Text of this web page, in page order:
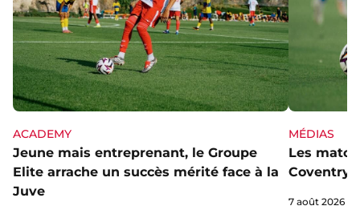
ACADEMY
Jeune mais entreprenant, le Groupe
Elite arrache un succès mérité face à la
Juve
MÉDIAS
Les
Coventry
7 août 2026